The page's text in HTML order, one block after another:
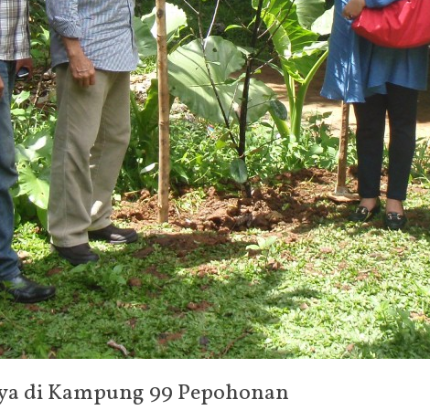
di Kampung 99 Pepohonan